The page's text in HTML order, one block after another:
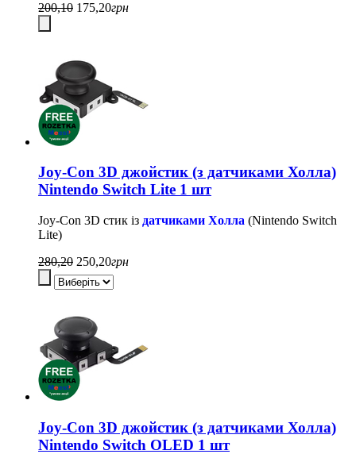
200,10 175,20грн
Joy-Con 3D джойстик (з датчиками Холла)
Nintendo Switch Lite 1 шт
Joy-Con 3D стик із датчиками Холла (Nintendo Switch
Lite)
280,20 250,20грн
Joy-Con 3D джойстик (з датчиками Холла)
Nintendo Switch OLED 1 шт